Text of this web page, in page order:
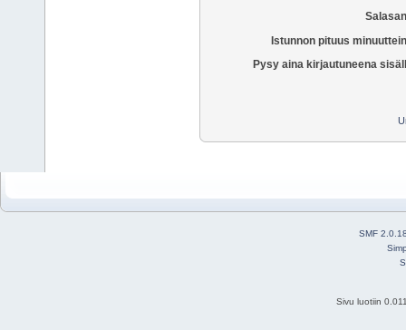
Istunnon pituus
Pysy aina kirjautuneena
SMF
Sivu luotiin